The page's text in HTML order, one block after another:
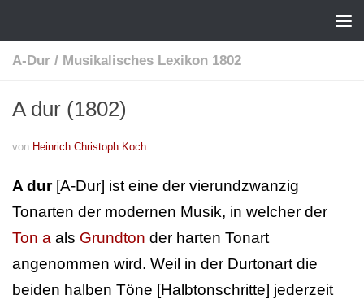
A-Dur / Musikalisches Lexikon 1802
A dur (1802)
von Heinrich Christoph Koch
A dur[A-Dur] ist eine der vierundzwanzig
Tonarten der modernen Musik, in welcher der
Ton a als Grundton der harten Tonart
angenommen wird. Weil in der Durtonart die
beiden halben Töne [Halbtonschritte] jederzeit